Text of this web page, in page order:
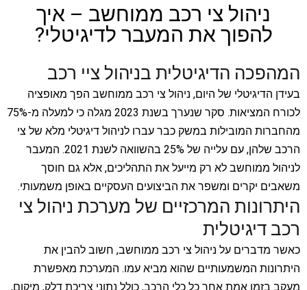
ניהול צי רכב ממוחשב – איך
להפוך את המעבר לדיגיטלי?
המהפכה הדיגיטלית בניהול ציי רכב
בעידן הדיגיטלי של היום, ניהול צי רכב ממוחשב הפך מאופציה
לכורח המציאות. סקר שנערך בשנת 2023 מגלה כי למעלה מ-75%
מהחברות המובילות במשק כבר עברו לניהול דיגיטלי מלא של צי
הרכב שלהן, עם עלייה של 25% בהשוואה לשנת 2021. המעבר
לניהול ממוחשב לא רק מייעל את התהליכים, אלא גם חוסך
משאבים יקרים ומשפר את הביצועים העסקיים באופן משמעותי.
היתרונות המרכזיים של מערכת ניהול צי
רכב דיגיטלית
כאשר מדברים על ניהול צי רכב ממוחשב, חשוב להבין את
היתרונות המשמעותיים שהוא מביא עמו. המערכת מאפשרת
מעקב בזמן אמת אחר כל כלי הרכב, כולל נתוני צריכת דלק, מיקום,